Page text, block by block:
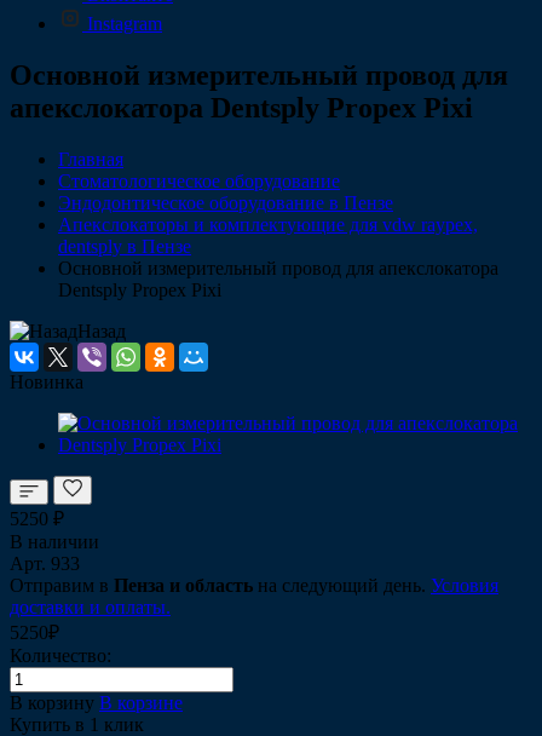
Instagram
Основной измерительный провод для
апекслокатора Dentsply Propex Pixi
Главная
Стоматологическое оборудование
Эндодонтическое оборудование в Пензе
Апекслокаторы и комплектующие для vdw raypex,
dentsply в Пензе
Основной измерительный провод для апекслокатора
Dentsply Propex Pixi
Назад
Новинка
5250 ₽
В наличии
Арт. 933
Отправим в Пенза и область на следующий день. Условия
доставки и оплаты.
5250₽
Количество:
В корзину В корзине
Купить в 1 клик